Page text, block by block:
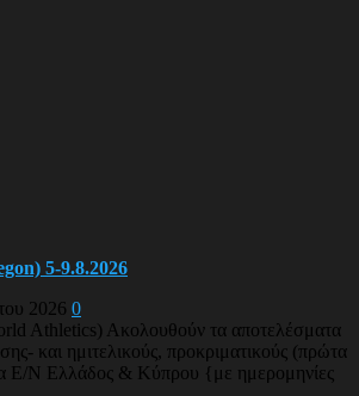
5-9.8.2026
2026 0
Athletics) Ακολουθούν τα αποτελέσματα
και ημιτελικούς, προκριματικούς (πρώτα
Ε/Ν Ελλάδος & Κύπρου {με ημερομηνίες